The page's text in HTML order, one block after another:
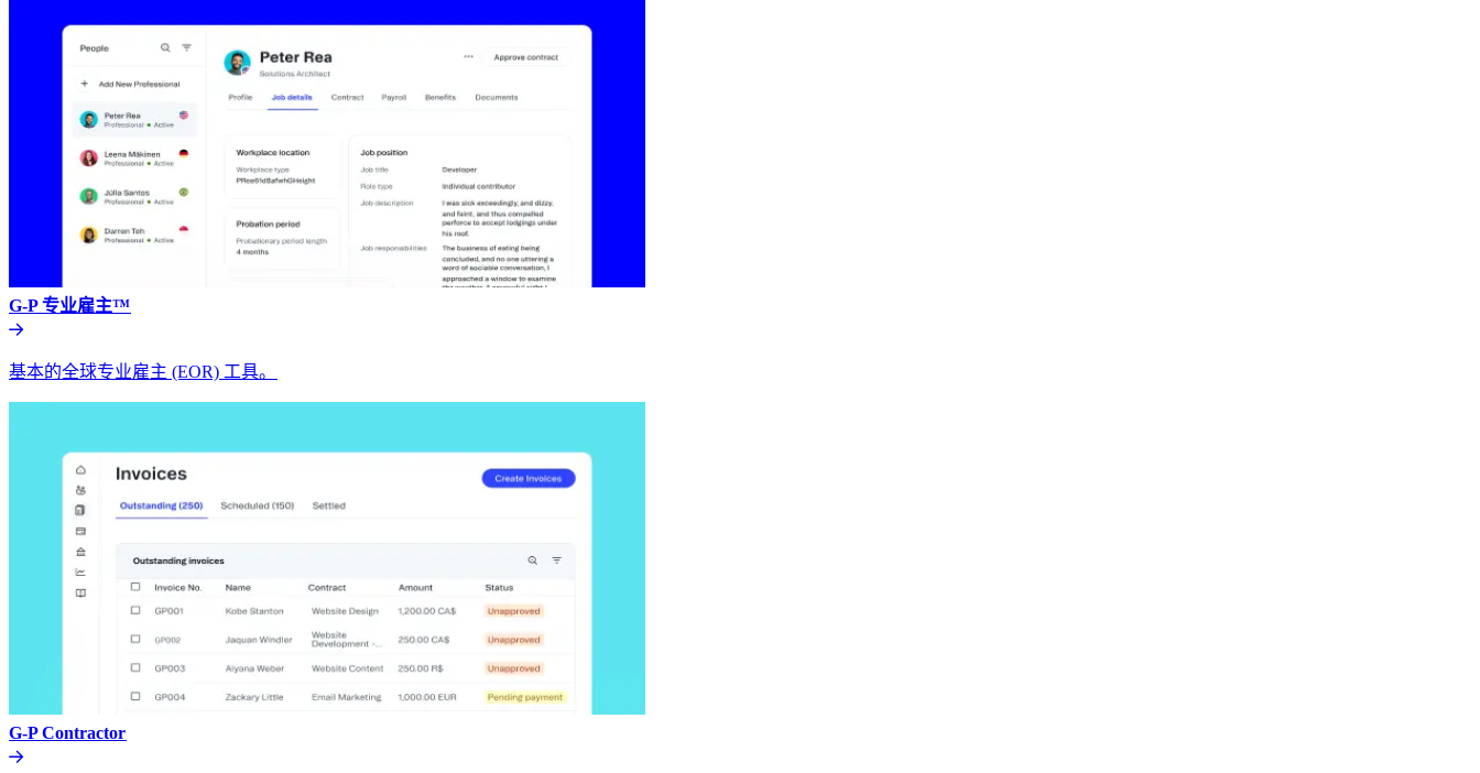
G-P 专业雇主™​​
基本的全球专业雇主 (EOR) 工具。​​
G-P Contractor​​